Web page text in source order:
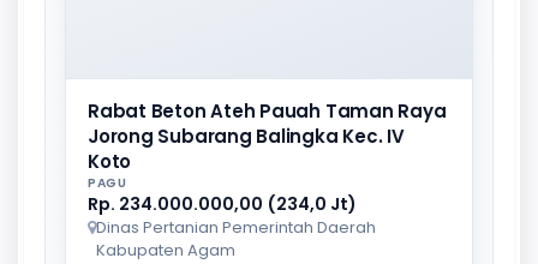
Rabat Beton Ateh Pauah Taman Raya
Jorong Subarang Balingka Kec. IV
Koto
PAGU
Rp. 234.000.000,00 (234,0 Jt)
Dinas Pertanian Pemerintah Daerah
Kabupaten Agam